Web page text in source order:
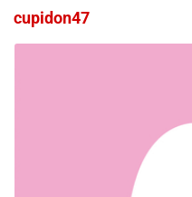
cupidon47